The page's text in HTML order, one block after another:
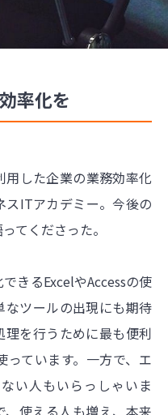
率化を
した企業の業務効率化
スITアカデミー。今後の
てくださった。
きるExcelやAccessの使
なツールの出現にも期待
理を行うために最も便利
っています。一方で、エ
い人もいらっしゃいま